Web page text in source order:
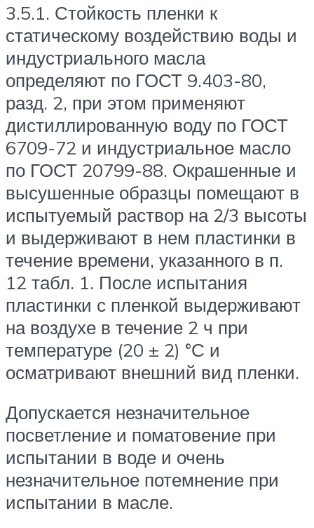
3.5.1. Стойкость пленки к
статическому воздействию воды и
индустриального масла
определяют по ГОСТ 9.403-80,
разд. 2, при этом применяют
дистиллированную воду по ГОСТ
6709-72 и индустриальное масло
по ГОСТ 20799-88. Окрашенные и
высушенные образцы помещают в
испытуемый раствор на 2/3 высоты
и выдерживают в нем пластинки в
течение времени, указанного в п.
12 табл. 1. После испытания
пластинки с пленкой выдерживают
на воздухе в течение 2 ч при
температуре (20 ± 2) °С и
осматривают внешний вид пленки.
Допускается незначительное
посветление и поматовение при
испытании в воде и очень
незначительное потемнение при
испытании в масле.